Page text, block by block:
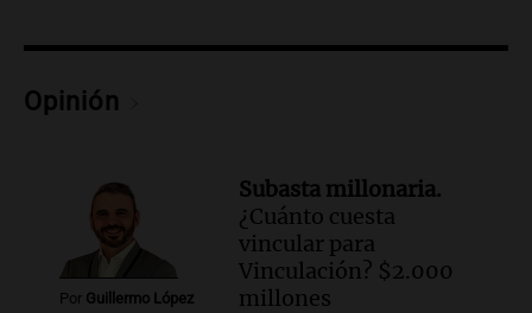
participación de miles de visitantes
Episodios
fenómeno del Niño
Panorama Federal
Episodios
Audio.
Una mujer de 40 años muere en
un accidente en la Ruta 321 cerca de
Opinión
Por Guillermo López
Subasta millonaria.
¿Cuánto cuesta
vincular para
Vinculación? $2.000
millones